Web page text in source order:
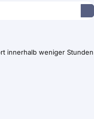
innerhalb weniger Stunden